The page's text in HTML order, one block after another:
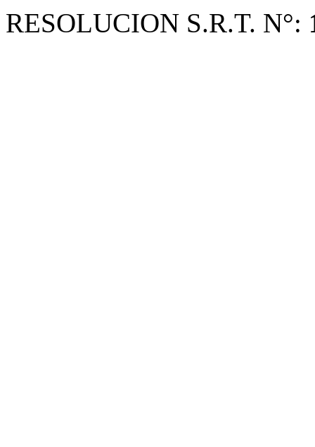
RESOLUCION S.R.T. N°: